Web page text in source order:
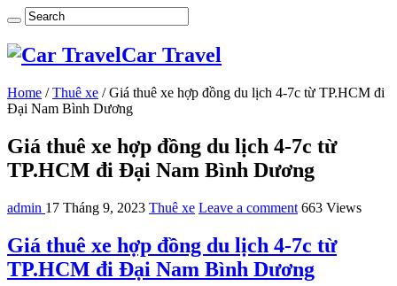
Car Travel
Home / Thuê xe / Giá thuê xe hợp đồng du lịch 4-7c từ TP.HCM đi
Đại Nam Bình Dương
Giá thuê xe hợp đồng du lịch 4-7c từ
TP.HCM đi Đại Nam Bình Dương
admin 17 Tháng 9, 2023 Thuê xe Leave a comment 663 Views
Giá thuê xe hợp đồng du lịch 4-7c từ
TP.HCM đi Đại Nam Bình Dương